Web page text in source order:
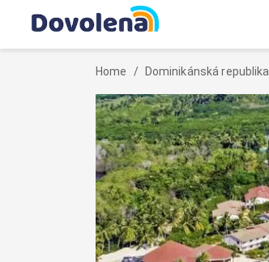
Home / Dominikánská republika